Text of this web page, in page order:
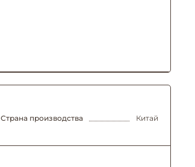
Страна производства
Китай